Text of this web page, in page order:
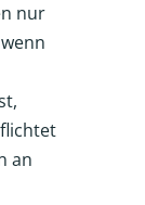
nur
an